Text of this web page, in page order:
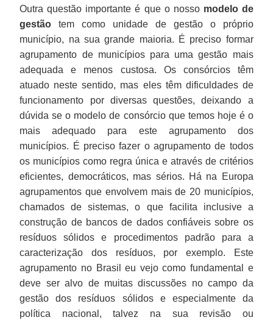
Outra questão importante é que o nosso modelo de
gestão tem como unidade de gestão o próprio
município, na sua grande maioria. É preciso formar
agrupamento de municípios para uma gestão mais
adequada e menos custosa. Os consórcios têm
atuado neste sentido, mas eles têm dificuldades de
funcionamento por diversas questões, deixando a
dúvida se o modelo de consórcio que temos hoje é o
mais adequado para este agrupamento dos
municípios. É preciso fazer o agrupamento de todos
os municípios como regra única e através de critérios
eficientes, democráticos, mas sérios. Há na Europa
agrupamentos que envolvem mais de 20 municípios,
chamados de sistemas, o que facilita inclusive a
construção de bancos de dados confiáveis sobre os
resíduos sólidos e procedimentos padrão para a
caracterização dos resíduos, por exemplo. Este
agrupamento no Brasil eu vejo como fundamental e
deve ser alvo de muitas discussões no campo da
gestão dos resíduos sólidos e especialmente da
política nacional, talvez na sua revisão ou